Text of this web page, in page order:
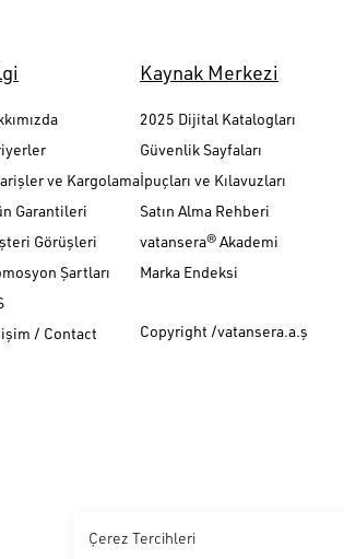
Çerez Tercihleri
ve Kargolama
Garantileri
Görüşleri
Şartları
/ Contact
Kaynak Merkezi
2025 Dijital Katalogları
Güvenlik Sayfaları
İpuçları ve Kılavuzları
Satın Alma Rehberi
vatansera® Akademi
Marka Endeksi
Copyright /vatansera.a.ş